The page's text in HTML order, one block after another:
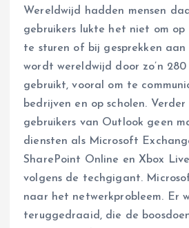
Wereldwijd hadden mensen
gebruikers lukte het niet om op
te sturen of bij gesprekken aan
wordt wereldwijd door zo’n 280
gebruikt, vooral om te
bedrijven en op scholen. Verder
gebruikers van Outlook geen
diensten als Microsoft
SharePoint Online en Xbox
volgens de techgigant.
naar het netwerkprobleem. Er
teruggedraaid, die de